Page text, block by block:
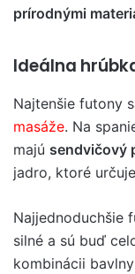
prírodnými
Ideálna
Najtenšie futony
masáže. Na
majú sendvičový
jadro, ktoré
Najjednoduchšie
silné a sú buď
kombinácii